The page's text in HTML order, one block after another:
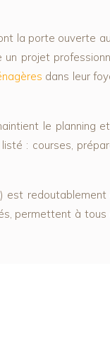
la porte ouverte
projet
dans leur
le planning
: courses,
est
permettent à